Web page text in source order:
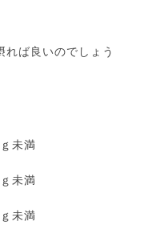
ば良いのでしょう
満
満
満